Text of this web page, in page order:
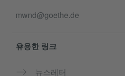
mwnd@goethe.de
유용한 링크
뉴스레터